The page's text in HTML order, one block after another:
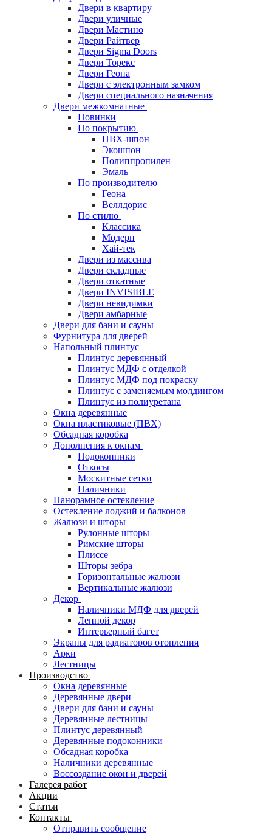
Двери в квартиру
Двери уличные
Двери Мастино
Двери Райтвер
Двери Sigma Doors
Двери Торекс
Двери Геона
Двери с электронным замком
Двери специального назначения
Двери межкомнатные
Новинки
По покрытию
ПВХ-шпон
Экошпон
Полиппропилен
Эмаль
По производителю
Геона
Веллдорис
По стилю
Классика
Модерн
Хай-тек
Двери из массива
Двери складные
Двери откатные
Двери INVISIBLE
Двери невидимки
Двери амбарные
Двери для бани и сауны
Фурнитура для дверей
Напольный плинтус
Плинтус деревянный
Плинтус МДФ с отделкой
Плинтус МДФ под покраску
Плинтус с заменяемым молдингом
Плинтус из полиуретана
Окна деревянные
Окна пластиковые (ПВХ)
Обсадная коробка
Дополнения к окнам
Подоконники
Откосы
Москитные сетки
Наличники
Панорамное остекление
Остекление лоджий и балконов
Жалюзи и шторы
Рулонные шторы
Римские шторы
Плиссе
Шторы зебра
Горизонтальные жалюзи
Вертикальные жалюзи
Декор
Наличники МДФ для дверей
Лепной декор
Интерьерный багет
Экраны для радиаторов отопления
Арки
Лестницы
Производство
Окна деревянные
Деревянные двери
Двери для бани и сауны
Деревянные лестницы
Плинтус деревянный
Деревянные подоконники
Обсадная коробка
Наличники деревянные
Воссоздание окон и дверей
Галерея работ
Акции
Статьи
Контакты
Отправить сообщение